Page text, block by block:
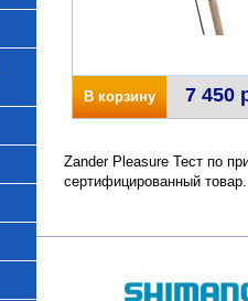
В корзину 7 450
Zander Pleasure Тест по
сертифицированный товар.